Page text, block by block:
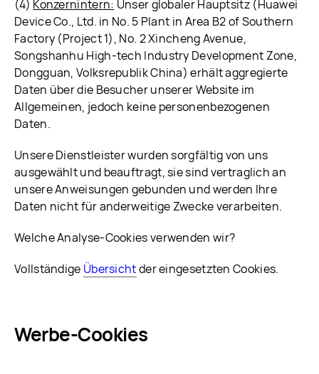
(4) Konzernintern: Unser globaler Hauptsitz (Huawei
Device Co., Ltd. in No. 5 Plant in Area B2 of Southern
Factory (Project 1), No. 2 Xincheng Avenue,
Songshanhu High-tech Industry Development Zone,
Dongguan, Volksrepublik China) erhält aggregierte
Daten über die Besucher unserer Website im
Allgemeinen, jedoch keine personenbezogenen
Daten.
Unsere Dienstleister wurden sorgfältig von uns
ausgewählt und beauftragt, sie sind vertraglich an
unsere Anweisungen gebunden und werden Ihre
Daten nicht für anderweitige Zwecke verarbeiten.
Welche Analyse-Cookies verwenden wir?
Vollständige Übersichtder eingesetzten Cookies.
Werbe-Cookies